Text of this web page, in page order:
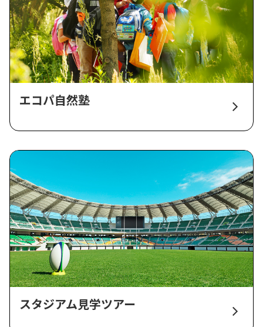
エコパ自然塾
スタジアム見学ツアー